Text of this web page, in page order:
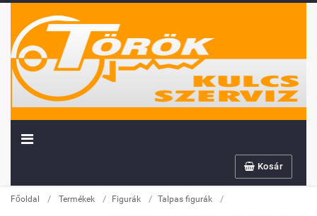
Kosár
Főoldal / Termékek / Figurák / Talpas figurák /